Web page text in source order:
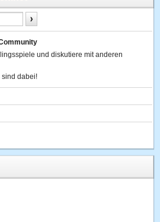
und diskutiere mit anderen
sind dabei!